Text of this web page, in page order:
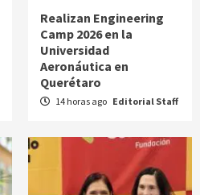
Realizan Engineering
Camp 2026 en la
Universidad
Aeronáutica en
Querétaro
14 horas ago Editorial Staff